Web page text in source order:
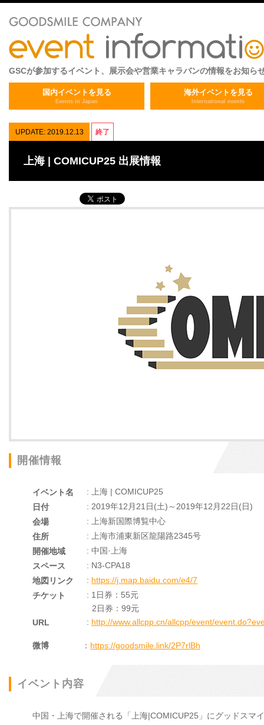
GSCが参加するイベント、展示会や営業キャラバンの情報をお知ら
国内イベントを見る
Events in Japan
海外イベントを見る
International events
UPDATE: 2019.12.13 終了
上海 | COMICUP25 出展情報
開催情報
イベント名
: 上海 | COMICUP25
日付
: 2019年12月21日(土)～2019年12月22日(日)
会場
: 上海新国際博覧中心
住所
: 上海市浦東新区龍陽路2345号
開催地域
: 中国·上海
スペース
: N3-CPA18
地図リンク
: https://j.map.baidu.com/e4/7
チケット
: 1日券：55元
2日券：99元
URL
: http://www.allcpp.cn/allcpp/event/
微博 ： https://goodsmile.link/2P7rlBh
イベント内容
中国・上海で開催される「上海|COMICUP25」にグッドスマ